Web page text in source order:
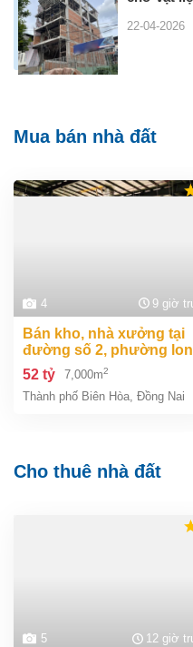
22-04-2026
Mua bán nhà đất
4 9 giờ
bán kho, nhà xưởng tại
đường số 2, phường
bình, thành phố biên hòa,
đồng nai giá 52 tỷ
52 tỷ 7,000m2
Thành phố Biên Hòa, Đồng Nai
Cho thuê nhà đất
5 12 giờ